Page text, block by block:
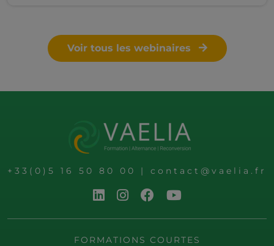
Voir tous les webinaires
+33(0)5 16 50 80 00 | contact@vaelia.fr
FORMATIONS COURTES